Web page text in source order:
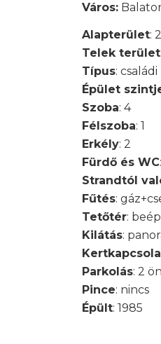
Város:
Alapterület:
Telek terület
Típus: családi
Épület
Szoba: 4
Félszoba: 1
Erkély: 2
Fürdő és WC
Strandtól
Fűtés:
Tetőtér:
Kilátás:
Parkolás: 2
Pince: nincs
Épült: 1985